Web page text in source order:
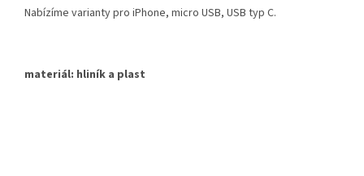
Nabízíme varianty pro iPhone, micro USB, USB typ C.
materiál: hliník a plast